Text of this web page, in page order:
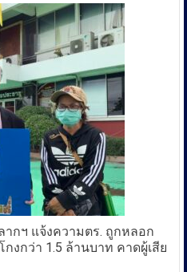
อย่าง
ต่อ
เนื่อง
น้ำ
ประปา
อาจ
มี
รสชาติ
เปลี่ยนแปลง
บ้าง
แนะ
ลูกค้า
ติดตาม
ข้อมูล
คุณภาพ
น้ำ
สม่ำเสมอ
ดำเนิน
งาน
ตำบล
ยั่งยืน
เพื่อ
แก้ไข
ปัญหา
ยา
เสพ
ติด
แบบ
ครบ
วงจร
ตาม
ยุทธศาสตร์
ชาติ”สภ.คลองหลวง
ภ.จว.ปทุมธานี
กฯ แจ้งความตร. ถูกหลอก
งกว่า 1.5 ล้านบาท คาดผู้เสีย